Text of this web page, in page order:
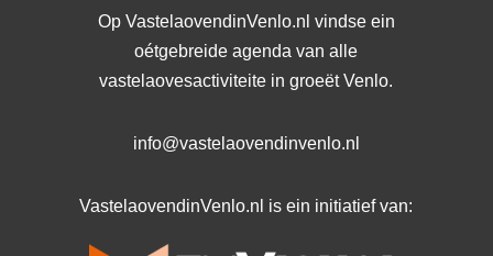
Op VastelaovendinVenlo.nl vindse ein
oétgebreide agenda van alle
vastelaovesactiviteite in groeët Venlo.
info@vastelaovendinvenlo.nl
VastelaovendinVenlo.nl is ein initiatief van: